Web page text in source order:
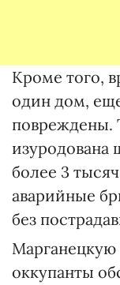
Кроме того,
один дом,
повреждены.
изуродована
более 3
аварийные
без
Марганецкую
оккупанты